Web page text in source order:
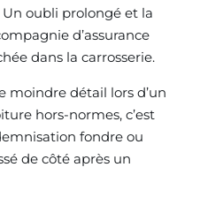
oubli prolongé et la
d’assurance
dans la carrosserie.
moindre détail lors d’un
hors-normes, c’est
fondre ou
de côté après un